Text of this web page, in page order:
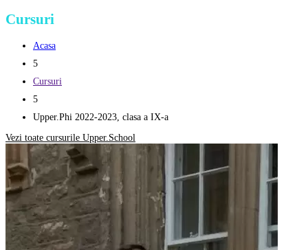
Cursuri
Acasa
5
Cursuri
5
Upper.Phi 2022-2023, clasa a IX-a
Vezi toate cursurile Upper.School